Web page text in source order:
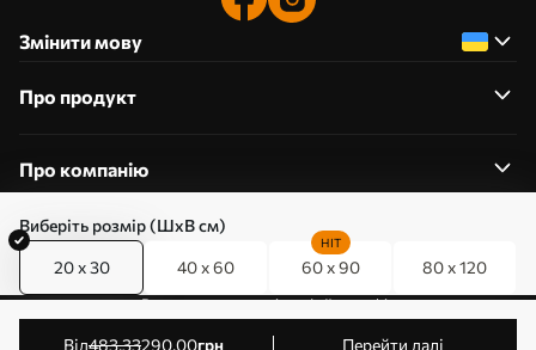
Виберіть розмір (ШхВ см)
20 x 30 40 x 60 60 x 90
HIT
80 x 120
від483.33290.00грн Перейти далі
Змінити мову
Про продукт
Про компанію
0800357223
Редагування дозволів на файли cookie
© 2011-2026 Art-holst. Усі права захищені. Власник: